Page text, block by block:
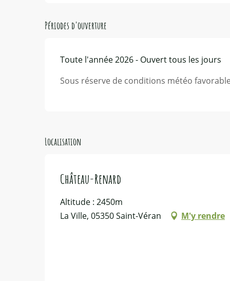
Périodes d'ouverture
Toute l'année 2026 - Ouvert tous les jours
Sous réserve de conditions météo
Localisation
Château-Renard
Altitude : 2450m
La Ville, 05350 Saint-Véran
M'y rendre